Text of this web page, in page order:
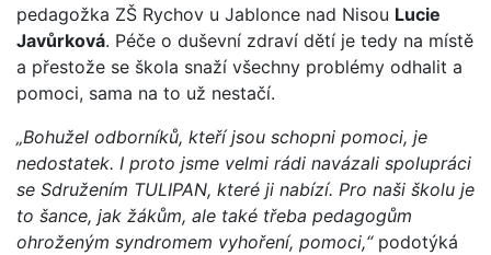
pedagožka ZŠ Rychov u Jablonce nad Nisou Lucie
Javůrková. Péče o duševní zdraví dětí je tedy na místě
a přestože se škola snaží všechny problémy odhalit a
pomoci, sama na to už nestačí.
„Bohužel odborníků, kteří jsou schopni pomoci, je
nedostatek. I proto jsme velmi rádi navázali spolupráci
se Sdružením TULIPAN, které ji nabízí. Pro naši školu je
to šance, jak žákům, ale také třeba pedagogům
ohroženým syndromem vyhoření, pomoci,“podotýká